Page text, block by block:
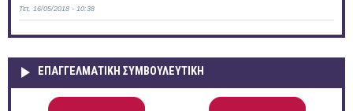
Τετ, 16/05/2018 - 10:38
ΕΠΑΓΓΕΛΜΑΤΙΚΉ ΣΥΜΒΟΥΛΕΥΤΙΚΉ